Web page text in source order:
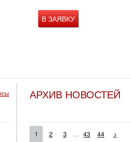
В ЗАЯВКУ
АРХИВ НОВОСТЕЙ
1 2 3 ... 43 44 >